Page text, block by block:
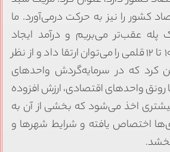
کشور را نیز به حرکت درمی‌آورد. ما
پله عقب‌تر می‌بریم و درآمد ایجاد
می‌کنیم. سبد کالای ۱۰ تا ۱۲ قلمی را می‌توان ارتقا داد و از نظر
که در سرمایه‌گردش واحدهای
رونق واحدهای اقتصادی، ارزش افزوده
بیشتری اخذ می‌شود که بخشی از آن به
اختصاص یافته و شرایط شهرها و